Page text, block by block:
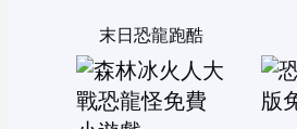
末日恐龍跑酷